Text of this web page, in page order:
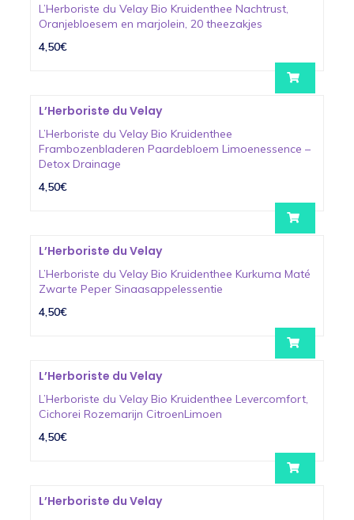
L’Herboriste du Velay Bio Kruidenthee Nachtrust,
Oranjebloesem en marjolein, 20 theezakjes
4,50€
L’Herboriste du Velay
L’Herboriste du Velay Bio Kruidenthee
Frambozenbladeren Paardebloem Limoenessence –
Detox Drainage
4,50€
L’Herboriste du Velay
L’Herboriste du Velay Bio Kruidenthee Kurkuma Maté
Zwarte Peper Sinaasappelessentie
4,50€
L’Herboriste du Velay
L’Herboriste du Velay Bio Kruidenthee Levercomfort,
Cichorei Rozemarijn CitroenLimoen
4,50€
L’Herboriste du Velay